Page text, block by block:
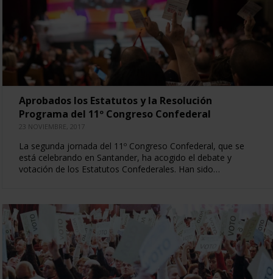
Aprobados los Estatutos y la Resolución
Programa del 11º Congreso Confederal
23 NOVIEMBRE, 2017
La segunda jornada del 11º Congreso Confederal, que se
está celebrando en Santander, ha acogido el debate y
votación de los Estatutos Confederales. Han sido…